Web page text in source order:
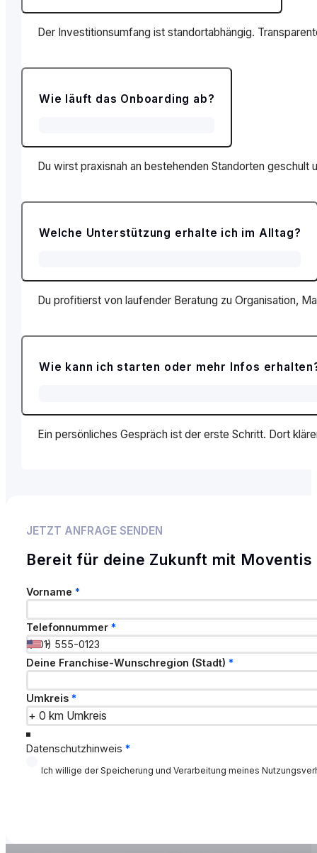
Der Investitionsumfang ist standortabhängig.
Wie läuft das Onboarding ab?
Du wirst praxisnah an bestehenden Standorten
Welche Unterstützung erhalte ich im Alltag?
Du profitierst von laufender Beratung zu Organisation,
Wie kann ich starten oder mehr Infos
Ein persönliches Gespräch ist der erste Schritt. Dort
JETZT ANFRAGE SENDEN
Bereit für deine Zukunft mit Moventis
Franchisesystem:
Kontaktdaten
Vorname *
Telefonnummer *
Deine Wunschregion
Deine Franchise-Wunschregion (Stadt) *
Umkreis *
Datenschutzhinweis *
Ich willige der Speicherung und Verarbeitung meines